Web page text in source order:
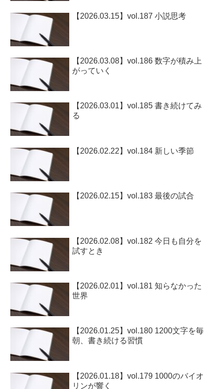
【2026.03.15】vol.187 小説思考
【2026.03.08】vol.186 数字が積み上
がっていく
【2026.03.01】vol.185 書き続けてみ
る
【2026.02.22】vol.184 新しい季節
【2026.02.15】vol.183 最後の試合
【2026.02.08】vol.182 今日も自分を
試すとき
【2026.02.01】vol.181 知らなかった
世界
【2026.01.25】vol.180 1200文字を毎
朝、書き続ける習慣
【2026.01.18】vol.179 1000のバイオ
リンが響く